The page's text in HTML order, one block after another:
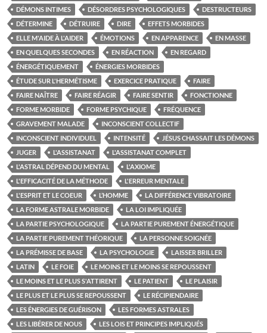
DÉMONS INTIMES DÉSORDRES PSYCHOLOGIQUES
DESTRUCTEURS
DÉTERMINE
DÉTRUIRE DIRE
EFFETS MORBIDES
ELLE M'AIDE À L'AIDER
ÉMOTIONS EN APPARENCE
EN MASSE
EN QUELQUES SECONDES
EN RÉACTION
EN REGARD
ÉNERGÉTIQUEMENT
ÉNERGIES MORBIDES
ÉTUDE SUR L'HERMÉTISME
EXERCICE PRATIQUE
FAIRE
FAIRE NAÎTRE
FAIRE RÉAGIR FAIRE SENTIR
FONCTIONNE
FORME MORBIDE
FORME PSYCHIQUE
FRÉQUENCE
GRAVEMENT MALADE
INCONSCIENT COLLECTIF
INCONSCIENT INDIVIDUEL
INTENSITÉ
JÉSUS CHASSAIT LES DÉMONS
JUGER
L'ASSISTANAT
L'ASSISTANAT COMPLET
L'ASTRAL DÉPEND DU MENTAL
L'AXIOME
L'EFFICACITÉ DE LA MÉTHODE
L'ERREUR MENTALE
L'ESPRIT ET LE COEUR
L’HOMME
LA DIFFÉRENCE VIBRATOIRE
LA FORME ASTRALE MORBIDE
LA LOI IMPLIQUÉE
LA PARTIE PSYCHOLOGIQUE
LA PARTIE PUREMENT ÉNERGÉTIQUE
LA PARTIE PUREMENT THÉORIQUE
LA PERSONNE SOIGNÉE
LA PRÉMISSE DE BASE
LA PSYCHOLOGIE
LAISSER BRILLER
LATIN
LE FOIE
LE MOINS ET LE MOINS SE REPOUSSENT
LE MOINS ET LE PLUS S'ATTIRENT
LE PATIENT
LE PLAISIR
LE PLUS ET LE PLUS SE REPOUSSENT
LE RÉCIPIENDAIRE
LES ÉNERGIES DE GUÉRISON
LES FORMES ASTRALES
LES LIBÉRER DE NOUS
LES LOIS ET PRINCIPES IMPLIQUÉS